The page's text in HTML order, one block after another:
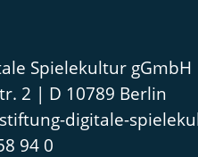
Spielekultur gGmbH
2 | D 10789 Berlin
digitale-
94 0